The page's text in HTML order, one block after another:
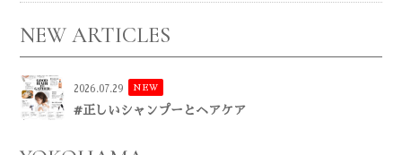
NEW ARTICLES
2026.07.29 NEW
#正しいシャンプーとヘアケア